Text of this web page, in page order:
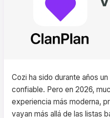
Cozi ha sido durante años
confiable. Pero en 2026,
experiencia más moderna,
vayan más allá de las listas